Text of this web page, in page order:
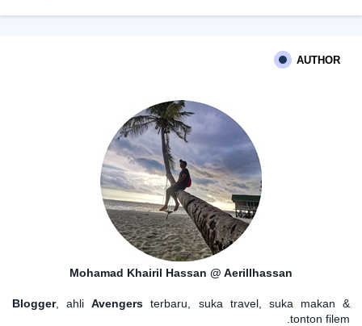
AUTHOR
Mohamad Khairil Hassan @ Aerillhassan
Blogger, ahliAvengers terbaru, suka travel, suka makan &
tonton filem.